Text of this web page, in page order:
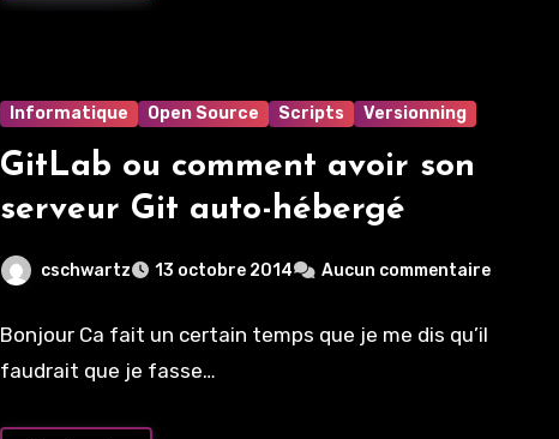
Informatique Open Source Scripts Versionning
GitLab ou comment avoir son
serveur Git auto-hébergé
cschwartz 13 octobre 2014 Aucun commentaire
Bonjour Ca fait un certain temps que je me dis qu’il
faudrait que je fasse…